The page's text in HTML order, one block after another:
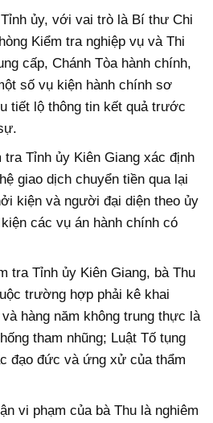
ủy, với vai trò là Bí thư Chi
Kiểm tra nghiệp vụ và Thi
cấp, Chánh Tòa hành chính,
số vụ kiện hành chính sơ
tiết lộ thông tin kết quả trước
tra Tỉnh ủy Kiên Giang xác định
giao dịch chuyển tiền qua lại
kiện và người đại diện theo ủy
các vụ án hành chính có
tra Tỉnh ủy Kiên Giang, bà Thu
trường hợp phải kê khai
hàng năm không trung thực là
tham nhũng; Luật Tố tụng
đạo đức và ứng xử của thẩm
vi phạm của bà Thu là nghiêm